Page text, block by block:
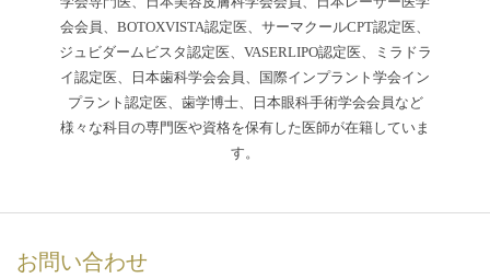
会会員、BOTOXVISTA認定医、サーマクールCPT認定医、
ジュビダームビスタ認定医、VASERLIPO認定医、ミラドラ
イ認定医、日本歯科学会会員、国際インプラント学会イン
プラント認定医、歯学博士、日本眼科手術学会会員など
様々な科目の専門医や資格を保有した医師が在籍していま
す。
お問い合わせ